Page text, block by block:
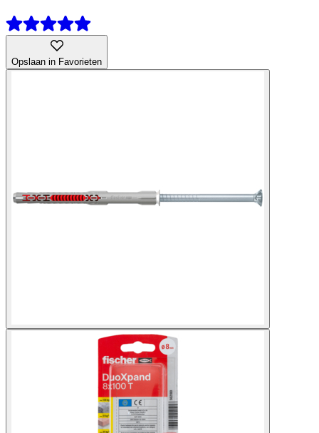
Opslaan in Favorieten